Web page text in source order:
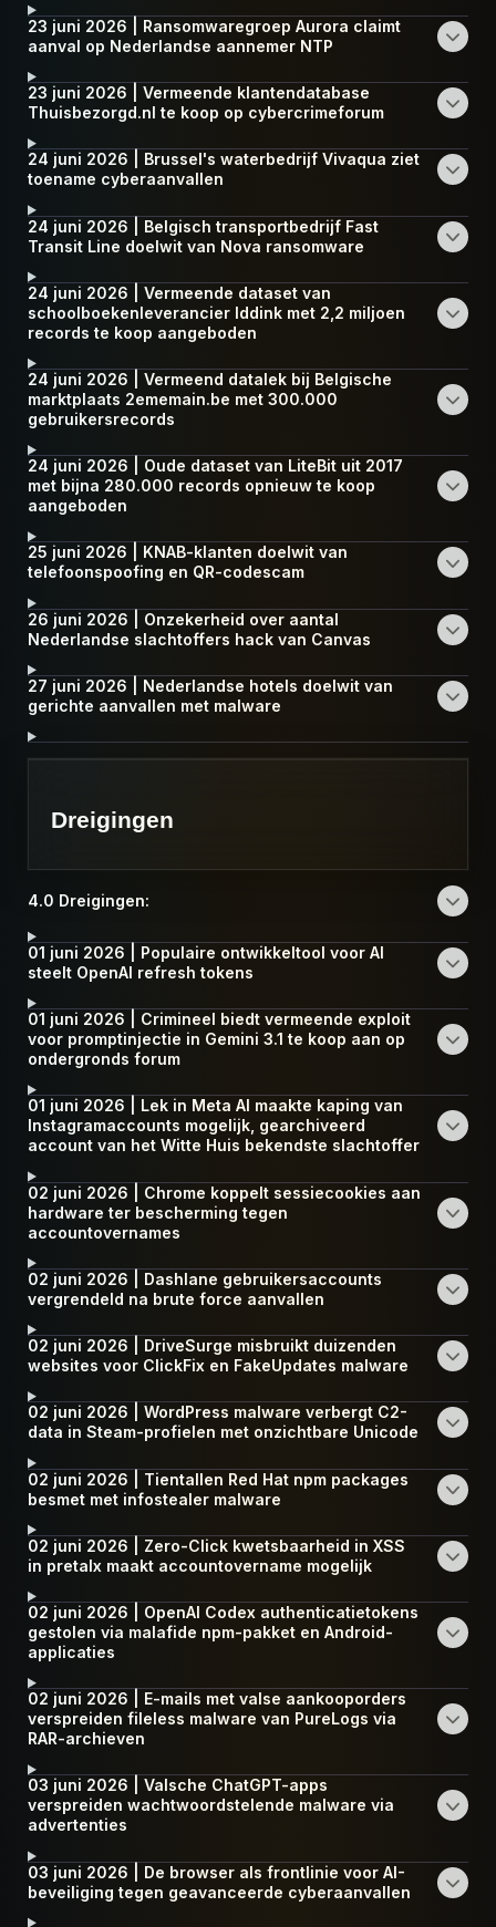
23 juni 2026 | Ransomwaregroep Aurora claimt
aanval op Nederlandse aannemer NTP
23 juni 2026 | Vermeende klantendatabase
Thuisbezorgd.nl te koop op cybercrimeforum
24 juni 2026 | Brussel's waterbedrijf Vivaqua ziet
toename cyberaanvallen
24 juni 2026 | Belgisch transportbedrijf Fast
Transit Line doelwit van Nova ransomware
24 juni 2026 | Vermeende dataset van
schoolboekenleverancier Iddink met 2,2 miljoen
records te koop aangeboden
24 juni 2026 | Vermeend datalek bij Belgische
marktplaats 2ememain.be met 300.000
gebruikersrecords
24 juni 2026 | Oude dataset van LiteBit uit 2017
met bijna 280.000 records opnieuw te koop
aangeboden
25 juni 2026 | KNAB-klanten doelwit van
telefoonspoofing en QR-codescam
26 juni 2026 | Onzekerheid over aantal
Nederlandse slachtoffers hack van Canvas
27 juni 2026 | Nederlandse hotels doelwit van
gerichte aanvallen met malware
Dreigingen
4.0 Dreigingen:
01 juni 2026 | Populaire ontwikkeltool voor AI
steelt OpenAI refresh tokens
01 juni 2026 | Crimineel biedt vermeende exploit
voor promptinjectie in Gemini 3.1 te koop aan op
ondergronds forum
01 juni 2026 | Lek in Meta AI maakte kaping van
Instagramaccounts mogelijk, gearchiveerd
account van het Witte Huis bekendste slachtoffer
02 juni 2026 | Chrome koppelt sessiecookies aan
hardware ter bescherming tegen
accountovernames
02 juni 2026 | Dashlane gebruikersaccounts
vergrendeld na brute force aanvallen
02 juni 2026 | DriveSurge misbruikt duizenden
websites voor ClickFix en FakeUpdates malware
02 juni 2026 | WordPress malware verbergt C2-
data in Steam-profielen met onzichtbare Unicode
02 juni 2026 | Tientallen Red Hat npm packages
besmet met infostealer malware
02 juni 2026 | Zero-Click kwetsbaarheid in XSS
in pretalx maakt accountovername mogelijk
02 juni 2026 | OpenAI Codex authenticatietokens
gestolen via malafide npm-pakket en Android-
applicaties
02 juni 2026 | E-mails met valse aankooporders
verspreiden fileless malware van PureLogs via
RAR-archieven
03 juni 2026 | Valsche ChatGPT-apps
verspreiden wachtwoordstelende malware via
advertenties
03 juni 2026 | De browser als frontlinie voor AI-
beveiliging tegen geavanceerde cyberaanvallen